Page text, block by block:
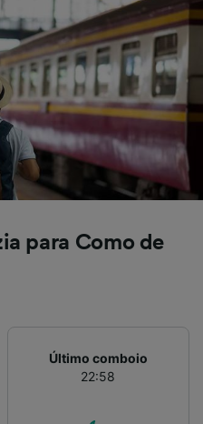
para Como de
Último comboio
22:58
os
do
Armazenar e/ou
um dispositivo.
e conteúdo, pesquisa
de serviços..